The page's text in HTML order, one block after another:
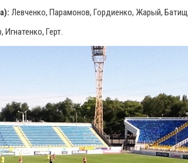
Левченко, Парамонов, Гордиенко, Жарый,
Герт.